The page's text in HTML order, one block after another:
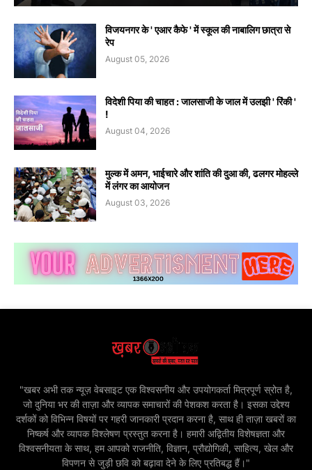
विजयनगर के ' एआर कैफे ' में स्कूल की नाबालिग छात्रा से
रेप
August 05, 2026
विदेशी पिया की चाहत : जालसाजी के जाल में उलझी ' रिंकी '
!
August 04, 2026
मुल्क में अमन, भाईचारे और शांति की दुआ की, ढलगर मोहल्ले
में लंगर का आयोजन
August 03, 2026
"खबर अभी तक न्यूज़ वेबसाइट एक विश्वसनीय और उपयोगकर्ता मित्रपूर्ण स्रोत है,
जो दुनिया भर की ताज़ा और व्यापक समाचारों की पेशकश करता है। इसका उद्देश्य
दर्शकों को विभिन्न विषयों पर गहरी जानकारी प्रदान करना है, साथ ही ताज़ा खबरों का
निष्कर्ष और व्यापक विश्लेषण प्रस्तुत करना है। हमारी अद्वितीय विशेषज्ञता और
विश्वसनीयता के साथ, हम आपको राजनीति, विज्ञान, प्रौद्योगिकी, साहित्य, खेल और
विपणन से जुड़ी छवि को बढ़ावा देने के लिए प्रतिबद्ध हैं।"